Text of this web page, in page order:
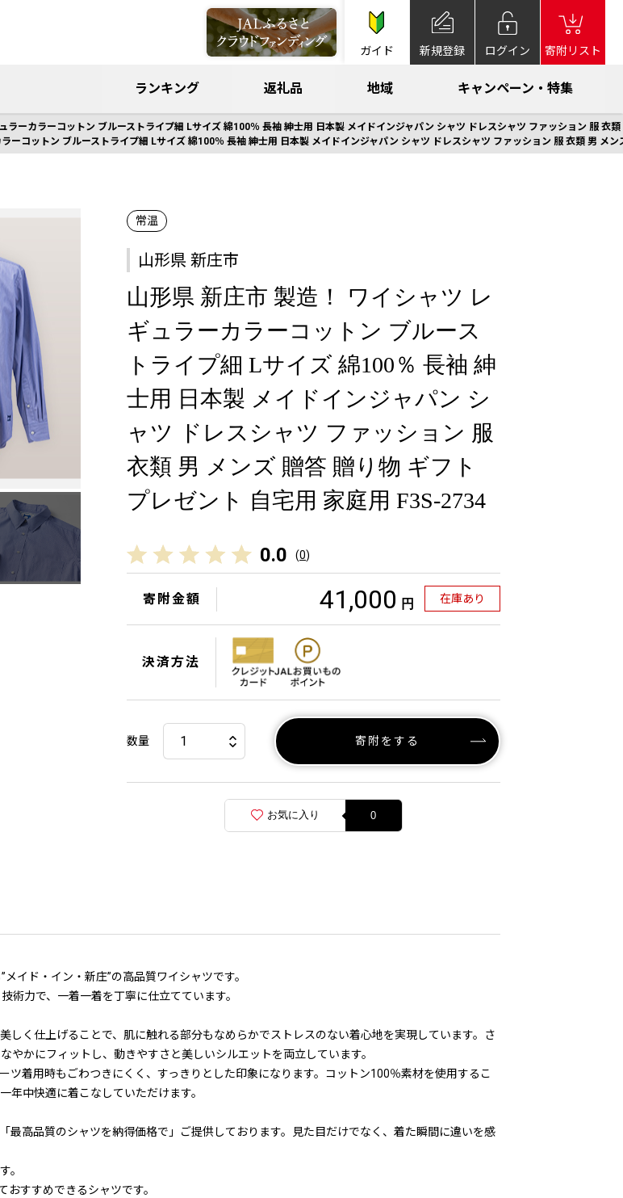
ガイド 新規登録 ログイン 寄附リスト
ランキング 返礼品 地域 キャンペーン・特集
ラーカラーコットン ブルーストライプ細 Lサイズ 綿100％ 長袖 紳士用 日本製 メイドインジャパン シャツ ドレスシャツ ファッション 服 衣
ーコットン ブルーストライプ細 Lサイズ 綿100％ 長袖 紳士用 日本製 メイドインジャパン シャツ ドレスシャツ ファッション 服 衣類 男 メ
常温
山形県 新庄市
山形県 新庄市 製造！ ワイシャツ レ
ギュラーカラーコットン ブルース
トライプ細 Lサイズ 綿100％ 長袖 紳
士用 日本製 メイドインジャパン シ
ャツ ドレスシャツ ファッション 服
衣類 男 メンズ 贈答 贈り物 ギフト
プレゼント 自宅用 家庭用 F3S-2734
0.0 (0)
寄附金額 41,000 円 在庫あり
決済方法
数量 寄附をする
お気に入り 0
イド・イン・新庄”の高品質ワイシャツです。
術力で、一着一着を丁寧に仕立てています。
く仕上げることで、肌に触れる部分もなめらかでストレスのない着心地を実現しています。さ
かにフィットし、動きやすさと美しいシルエットを両立しています。
ツ着用時もごわつきにくく、すっきりとした印象になります。コットン100％素材を使用するこ
年中快適に着こなしていただけます。
最高品質のシャツを納得価格で」ご提供しております。見た目だけでなく、着た瞬間に違いを感
。
すすめできるシャツです。